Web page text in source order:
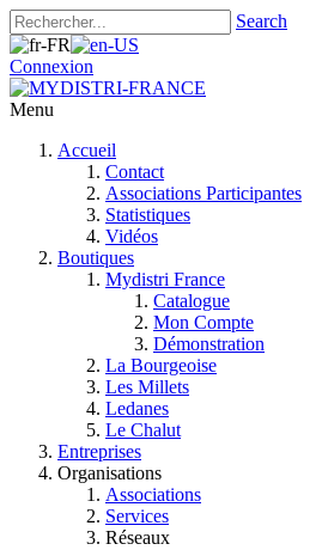
Search
Connexion
Menu
Accueil
Contact
Associations Participantes
Statistiques
Vidéos
Boutiques
Mydistri France
Catalogue
Mon Compte
Démonstration
La Bourgeoise
Les Millets
Ledanes
Le Chalut
Entreprises
Organisations
Associations
Services
Réseaux